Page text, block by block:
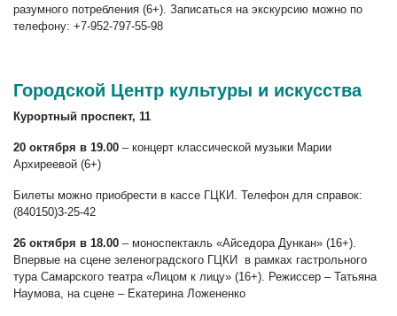
разумного потребления (6+). Записаться на экскурсию можно по
телефону: +7-952-797-55-98
Городской Центр культуры и искусства
Курортный проспект, 11
20 октября в 19.00 – концерт классической музыки Марии
Архиреевой (6+)
Билеты можно приобрести в кассе ГЦКИ. Телефон для справок:
(840150)3-25-42
26 октября в 18.00 – моноспектакль «Айседора Дункан» (16+).
Впервые на сцене зеленоградского ГЦКИ в рамках гастрольного
тура Самарского театра «Лицом к лицу» (16+). Режиссер – Татьяна
Наумова, на сцене – Екатерина Ложененко